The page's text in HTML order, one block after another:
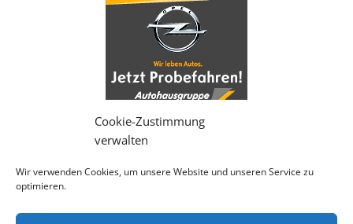
Cookie-Zustimmung
verwalten
Wir verwenden Cookies, um unsere Website und unseren Service zu
optimieren.